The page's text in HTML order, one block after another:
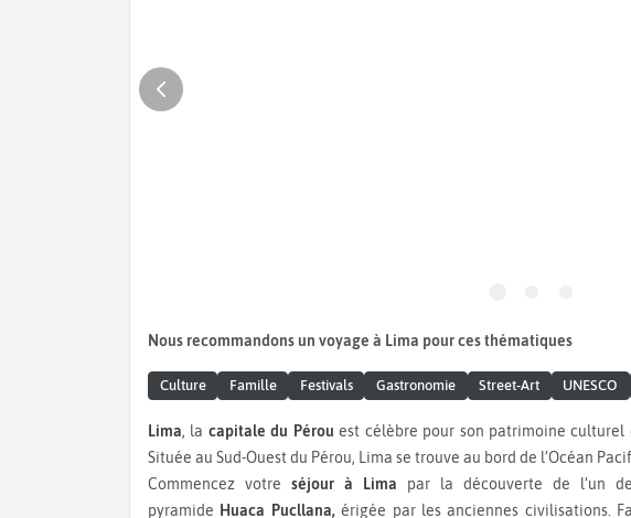
Nous recommandons un voyage à Lima pour ces thématiques
Culture Famille Festivals Gastronomie Street-Art UNESCO
Lima, la capitale du Pérou est célèbre pour son patrimoine
Située au Sud-Ouest du Pérou, Lima se trouve au bord de l’Océan
Commencez votre séjour à Lima par la découverte de l’un
pyramide Huaca Pucllana,érigée par les anciennes civilisations.